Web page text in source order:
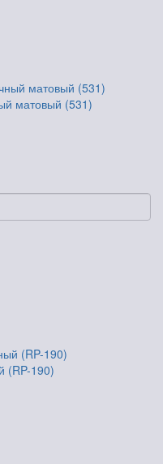
матовый (531)
(RP-190)